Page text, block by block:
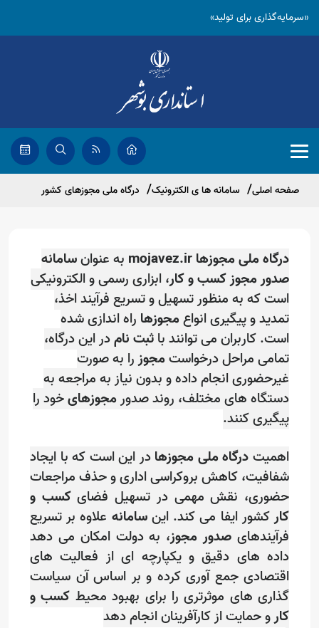
«سرمایه‌گذاری برای تولید»
صفحه اصلی سامانه ها ی الکترونیک درگاه ملی مجوزهای کشور
درگاه ملی مجوزها mojavez.ir به عنوانسامانه
صدور مجوز کسب و کار، ابزاری رسمی و الکترونیکی
است که به منظور تسهیل و تسریع فرآیند اخذ،
تمدید و پیگیری انواعمجوزها راه اندازی شده
است. کاربران می توانند با ثبت نامدر این درگاه،
تمامی مراحل درخواستمجوزرا به صورت
غیرحضوری انجام داده و بدون نیاز به مراجعه به
دستگاه های مختلف، روند صدورمجوزهایخود را
پیگیری کنند.
اهمیتدرگاه ملی مجوزها در این است که با ایجاد
شفافیت، کاهش بروکراسی اداری و حذف مراجعات
حضوری، نقش مهمی در تسهیل فضایکسب و
کارکشور ایفا می کند. اینسامانه علاوه بر تسریع
فرآیندهای صدور مجوز، به دولت امکان می دهد
داده های دقیق و یکپارچه ای از فعالیت های
اقتصادی جمع آوری کرده و بر اساس آن سیاست
گذاری های موثرتری را برای بهبود محیط کسب و
کارو حمایت از کارآفرینان انجام دهد